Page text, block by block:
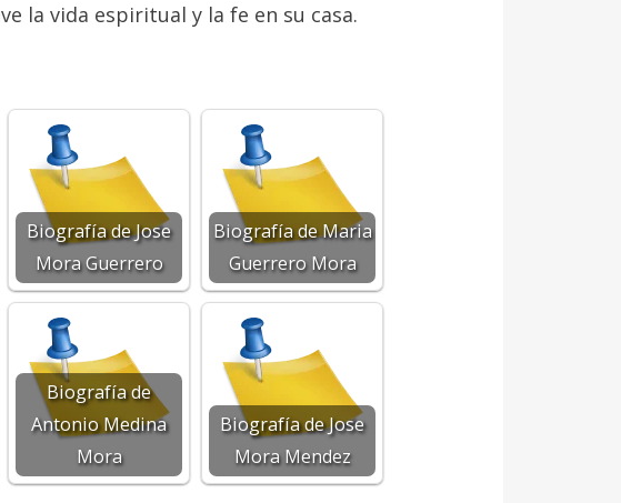
la vida espiritual y la fe en su casa.
Biografía de Jose
Mora Guerrero
Biografía de Maria
Guerrero Mora
Biografía de
Antonio Medina
Mora
Biografía de Jose
Mora Mendez